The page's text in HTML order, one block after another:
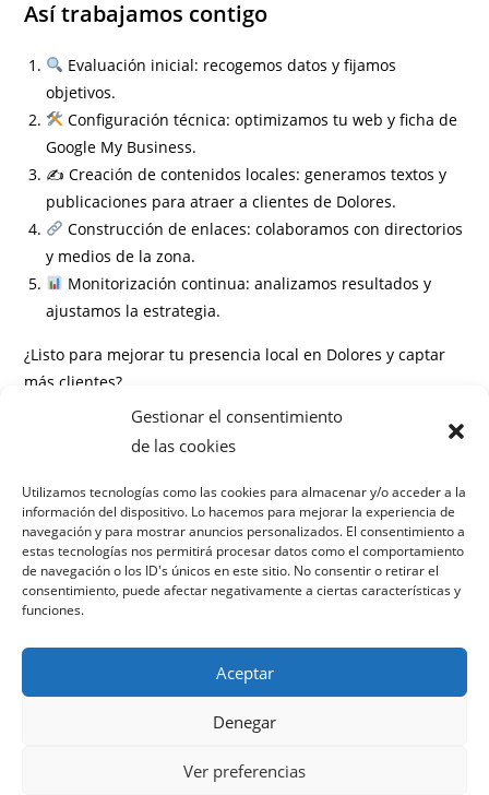
Gestionar el consentimiento
de las cookies
Utilizamos tecnologías como las cookies para almacenar y/o acceder a la
información del dispositivo. Lo hacemos para mejorar la experiencia de
navegación y para mostrar anuncios personalizados. El consentimiento a
estas tecnologías nos permitirá procesar datos como el comportamiento
de navegación o los ID's únicos en este sitio. No consentir o retirar el
consentimiento, puede afectar negativamente a ciertas características y
funciones.
Aceptar
Denegar
Ver preferencias
Así trabajamos contigo
Evaluación inicial: recogemos datos y fijamos
objetivos.
Configuración técnica: optimizamos tu web y ficha de
Google My Business.
✍️ Creación de contenidos locales: generamos textos y
publicaciones para atraer a clientes de Dolores.
Construcción de enlaces: colaboramos con directorios
y medios de la zona.
Monitorización continua: analizamos resultados y
ajustamos la estrategia.
¿Listo para mejorar tu presencia local en Dolores y captar
más clientes?
¿Cuánto tarda en verse resultados con el SEO local?
¿Necesito un sitio web para contratar SEO local?
¿Puedo seguir gestionando mis reseñas y redes sociales?
¿Qué diferencia hay entre SEO local y SEO tradicional?
Política de cookies Aviso legal